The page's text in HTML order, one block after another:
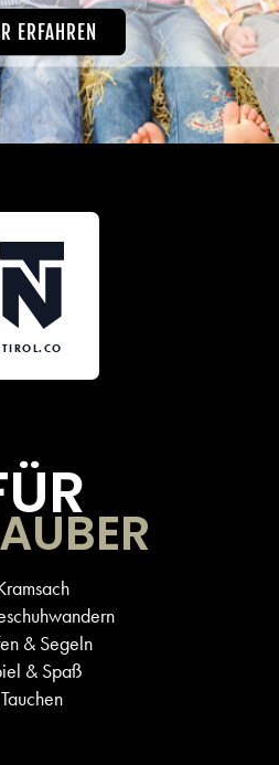
ERFAHREN
TIROL.CO
& Segeln
& Spaß
Tauchen